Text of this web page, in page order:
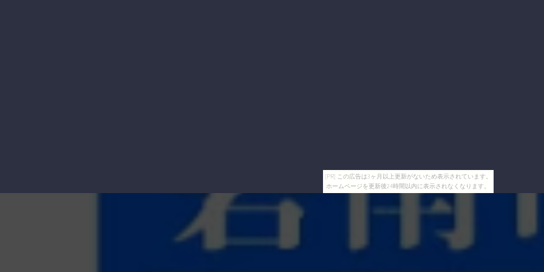
[PR] この広告は3ヶ月以上更新がないため表示されています。
ホームページを更新後24時間以内に表示されなくなります。